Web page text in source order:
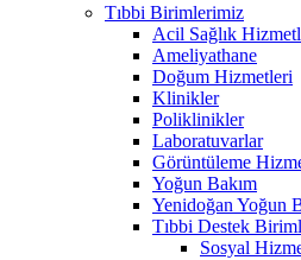
Tıbbi Birimlerimiz
Acil Sağlık
Ameliyathane
Doğum Hizmetleri
Klinikler
Poliklinikler
Laboratuvarlar
Görüntüleme
Yoğun Bakım
Yenidoğan Yoğun
Tıbbi Destek
Sosyal